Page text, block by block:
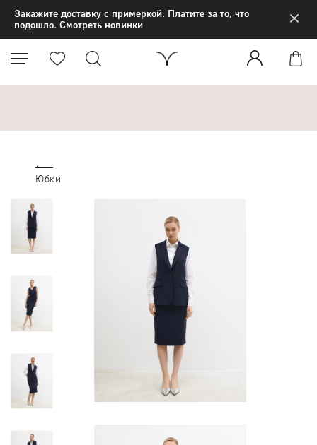
Закажите доставку с примеркой. Платите за то, что
подошло. Смотреть новинки
×
Юбки